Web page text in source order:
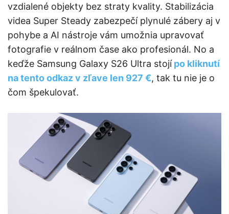
vzdialené objekty bez straty kvality. Stabilizácia
videa Super Steady zabezpečí plynulé zábery aj v
pohybe a AI nástroje vám umožnia upravovať
fotografie v reálnom čase ako profesionál. No a
keďže Samsung Galaxy S26 Ultra stojí po kliknutí
na tento odkaz v zľave len 927 €, tak tu nie je o
čom špekulovať.